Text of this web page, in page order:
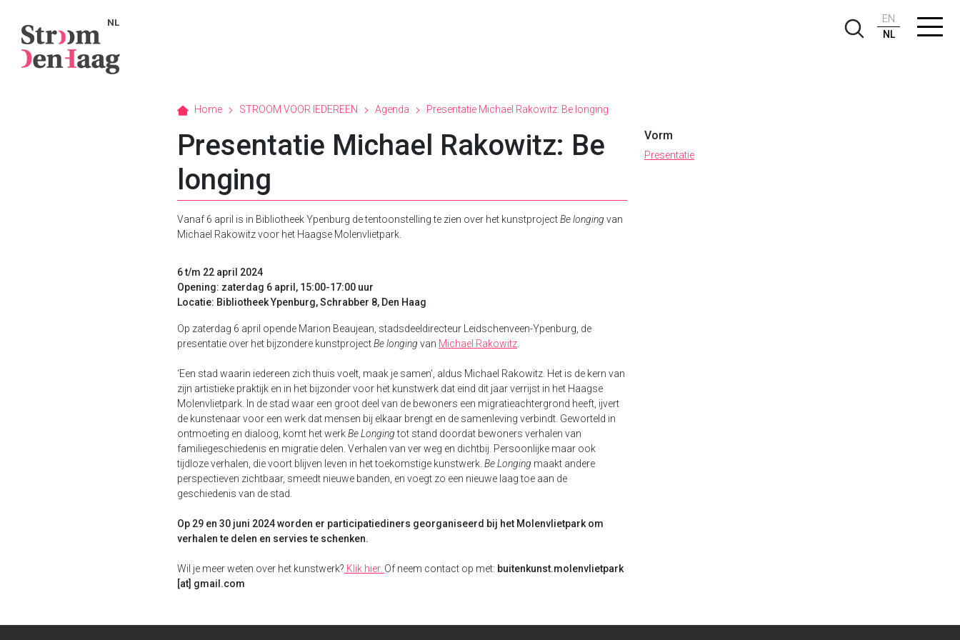
NL
EN
NL
Home STROOM VOOR IEDEREEN Agenda Presentatie Michael Rakowitz: Be longing
Presentatie Michael Rakowitz: Be
longing
Vanaf 6 april is in Bibliotheek Ypenburg de tentoonstelling te zien over het kunstprojectBe longing van
Michael Rakowitz voor het Haagse Molenvlietpark.
6 t/m 22 april 2024
Opening: zaterdag 6 april, 15:00-17:00 uur
Locatie: Bibliotheek Ypenburg, Schrabber 8, Den Haag
Op zaterdag 6 april opende Marion Beaujean, stadsdeeldirecteur Leidschenveen-Ypenburg, de
presentatie over het bijzondere kunstprojectBe longing van Michael Rakowitz
‘Een stad waarin iedereen zich thuis voelt, maak je samen', aldus Michael Rakowitz. Het is de kern van
zijn artistieke praktijk en in het bijzonder voor het kunstwerk dat eind dit jaar verrijst in het Haagse
Molenvlietpark. In de stad waar een groot deel van de bewoners een migratieachtergrond heeft, ijvert
de kunstenaar voor een werk dat mensen bij elkaar brengt en de samenleving verbindt. Geworteld in
ontmoeting en dialoog, komt het werkBe Longingtot stand doordat bewoners verhalen van
familiegeschiedenis en migratie delen. Verhalen van ver weg en dichtbij. Persoonlijke maar ook
tijdloze verhalen, die voort blijven leven in het toekomstige kunstwerk. Be Longing maakt andere
perspectieven zichtbaar, smeedt nieuwe banden, en voegt zo een nieuwe laag toe aan de
geschiedenis van de stad.
Op 29 en 30 juni 2024 worden er participatiediners georganiseerd bij het Molenvlietpark om
verhalen te delen en servies te schenken.
Wil je meer weten over het kunstwerk? Klik hier. Of neem contact op met: buitenkunst.molenvlietpark
[at] gmail.com
Vorm
Presentatie